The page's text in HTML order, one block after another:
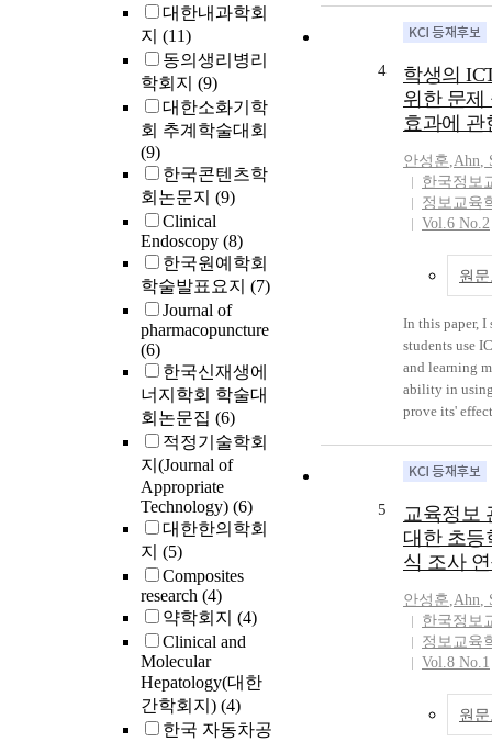
대한내과학회
지 (11)
동의생리병리
학회지 (9)
대한소화기학
회 추계학술대회
(9)
한국콘텐츠학
회논문지 (9)
Clinical
Endoscopy (8)
한국원예학회
학술발표요지 (7)
Journal of
pharmacopuncture
(6)
한국신재생에
너지학회 학술대
회논문집 (6)
적정기술학회
지(Journal of
Appropriate
Technology) (6)
대한한의학회
지 (5)
Composites
research (4)
약학회지 (4)
Clinical and
Molecular
Hepatology(대한
간학회지) (4)
한국 자동차공
Therefore, in
were
level of
divided into
cognitive
solving
ability, and
were
that the
close
directed
thinking
effect on
particular, the
computer
had the
improvement.
suggests that
literacy
4
학생의
위한 문제
효과에 관
안성훈,Ahn,
한국정보
정보교육
Vol.6 No.2
원
In this paper,
students use
and learning
ability in
prove its'
pick up the
concept which
problem or
teaching and
improve
5
교육정보
대한 초등
식 조사
안성훈,Ahn,
한국정보
정보교육
Vol.8 No.1
원